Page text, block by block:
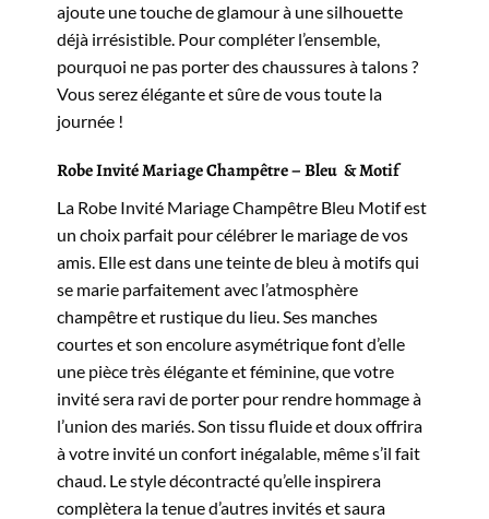
ajoute une touche de glamour à une silhouette
déjà irrésistible. Pour compléter l’ensemble,
pourquoi ne pas porter des chaussures à talons ?
Vous serez élégante et sûre de vous toute la
journée !
Robe Invité Mariage Champêtre – Bleu & Motif
La Robe Invité Mariage Champêtre Bleu Motif est
un choix parfait pour célébrer le mariage de vos
amis. Elle est dans une teinte de bleu à motifs qui
se marie parfaitement avec l’atmosphère
champêtre et rustique du lieu. Ses manches
courtes et son encolure asymétrique font d’elle
une pièce très élégante et féminine, que votre
invité sera ravi de porter pour rendre hommage à
l’union des mariés. Son tissu fluide et doux offrira
à votre invité un confort inégalable, même s’il fait
chaud. Le style décontracté qu’elle inspirera
complètera la tenue d’autres invités et saura